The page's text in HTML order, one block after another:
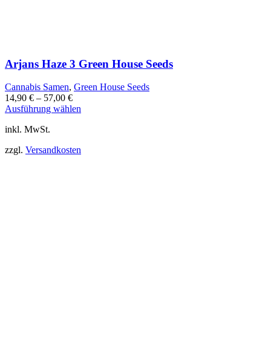
Arjans Haze 3 Green House Seeds
Cannabis Samen, Green House Seeds
14,90 € – 57,00 €
Ausführung wählen
Varianten
inkl. MwSt.
zzgl. Versandkosten